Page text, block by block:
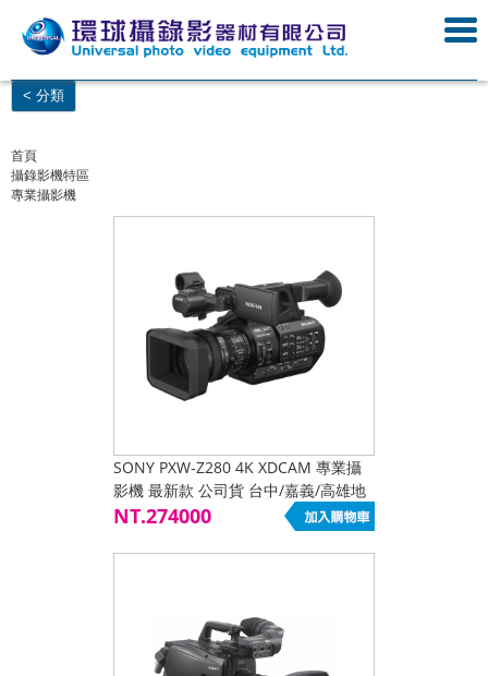
< 分類
首頁
攝錄影機特區
專業攝影機
SONY PXW-Z280 4K XDCAM 專業攝
影機 最新款 公司貨 台中/嘉義/高雄地
區客戶來電再優惠!
NT.274000